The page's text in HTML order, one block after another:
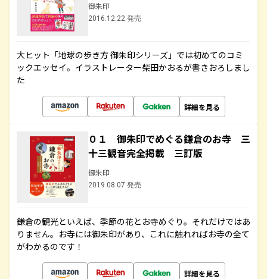
御朱印
2016.12.22 発売
大ヒット「地球の歩き方 御朱印シリーズ」では初めてのコミ
ックエッセイ。イラストレーター柴田かおるが書きおろしまし
た
詳細を見る
０１ 御朱印でめぐる鎌倉のお寺 三
十三観音完全掲載 三訂版
御朱印
2019.08.07 発売
鎌倉の観光といえば、季節の花とお寺めぐり。それだけではあ
りません。お寺には御朱印があり、これに触れればお寺の全て
がわかるのです！
詳細を見る